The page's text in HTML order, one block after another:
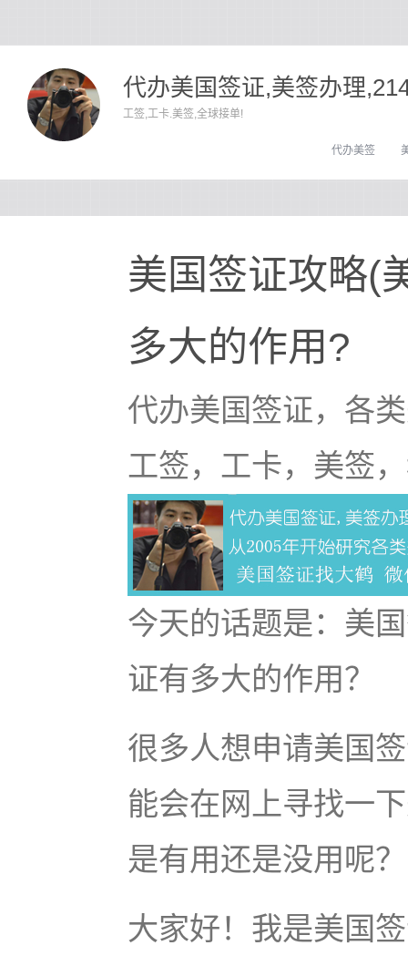
代办美国签证,美签办理
工签,工卡.美签,全球接单!
代办美签
美国签证攻略(
多大的作用?
代办美国签证，各
工签，工卡，美签
今天的话题是：美
证有多大的作用？
很多人想申请美国
能会在网上寻找一
是有用还是没用呢？
大家好！我是美国